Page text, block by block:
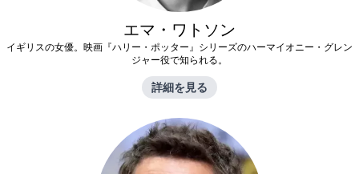
エマ・ワトソン
イギリスの女優。映画『ハリー・ポッター』シリーズのハーマイオニー・グレン
ジャー役で知られる。
詳細を見る